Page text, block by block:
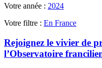
Votre année : 2024
Votre filtre : En France
Rejoignez le vivier de
l’Observatoire